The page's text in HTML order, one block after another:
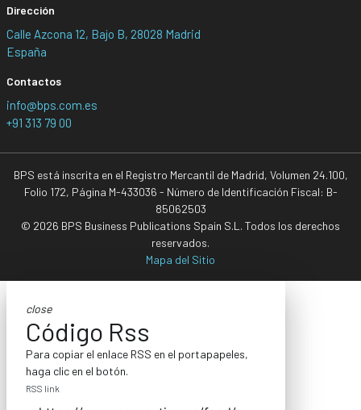
Dirección
Calle Azcona 12, Bajo B, 28028 Madrid
España
Contactos
info@bps.com.es
+91 313 79 00
BPS está inscrita en el Registro Mercantil de Madrid, Volumen 24.100,
Folio 172, Página M-433036 - Número de Identificación Fiscal: B-
85062503
© 2026 BPS Business Publications Spain S.L. Todos los derechos
reservados.
Mapa del Sitio
close
Código Rss
Para copiar el enlace RSS en el portapapeles,
haga clic en el botón.
RSS link